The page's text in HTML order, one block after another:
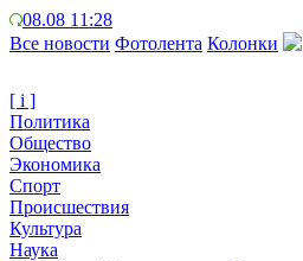
08.08 11:28
Все новости Фотолента Колонки
[ i ]
Политика
Общество
Экономика
Спорт
Происшествия
Культура
Наука